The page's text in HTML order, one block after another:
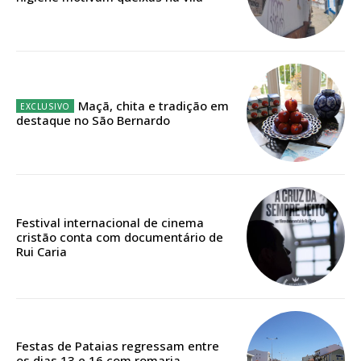
Edição em papel entregue à Quinta-feira em sua
casa
Escolha o plano
ASSINATURA
DIGITAL ANUAL
Maçã, chita e tradição em
destaque no São Bernardo
Festival internacional de cinema
cristão conta com documentário de
Rui Caria
Festas de Pataias regressam entre